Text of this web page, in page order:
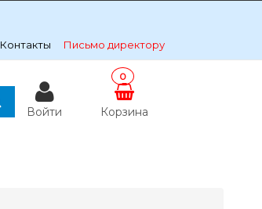
Контакты Письмо директору
Войти Корзина
0